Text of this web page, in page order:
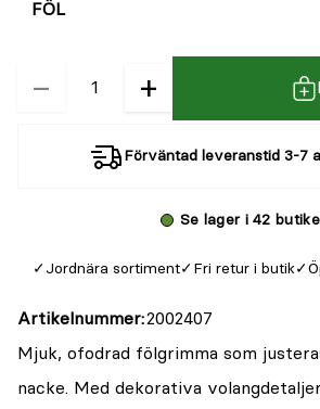
−
Kvantitet +
Förväntad leveranstid 3-7
Se lager i 42
Jordnära sortiment Fri retur i butik
Artikelnummer 2002407
Mjuk, ofodrad fölgrimma som
nacke. Med dekorativa